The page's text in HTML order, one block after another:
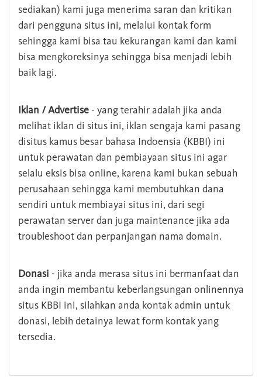
sediakan) kami juga menerima saran dan kritikan
dari pengguna situs ini, melalui kontak form
sehingga kami bisa tau kekurangan kami dan kami
bisa mengkoreksinya sehingga bisa menjadi lebih
baik lagi.
Iklan / Advertise - yang terahir adalah jika anda
melihat iklan di situs ini, iklan sengaja kami pasang
disitus kamus besar bahasa Indoensia (KBBI) ini
untuk perawatan dan pembiayaan situs ini agar
selalu eksis bisa online, karena kami bukan sebuah
perusahaan sehingga kami membutuhkan dana
sendiri untuk membiayai situs ini, dari segi
perawatan server dan juga maintenance jika ada
troubleshoot dan perpanjangan nama domain.
Donasi - jika anda merasa situs ini bermanfaat dan
anda ingin membantu keberlangsungan onlinennya
situs KBBI ini, silahkan anda kontak admin untuk
donasi, lebih detainya lewat form kontak yang
tersedia.